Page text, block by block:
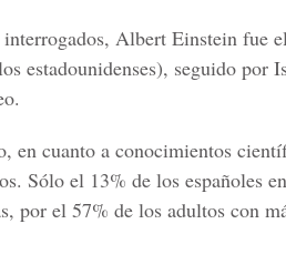
Albert Einstein fue
estadounidenses), seguido por
en cuanto a conocimientos
Sólo el 13% de los españoles
por el 57% de los adultos con